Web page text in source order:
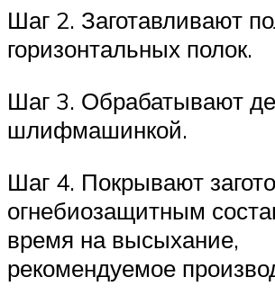
Шаг 2. Заготавливают
горизонтальных полок.
Шаг 3. Обрабатывают
шлифмашинкой.
Шаг 4. Покрывают
огнебиозащитным
время на высыхание,
рекомендуемое